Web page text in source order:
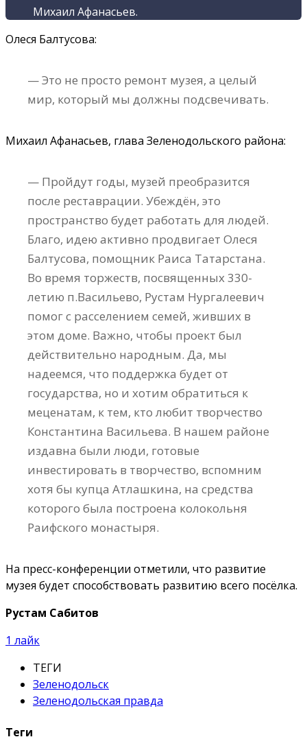
Михаил Афанасьев.
Олеся Балтусова:
— Это не просто ремонт музея, а целый
мир, который мы должны подсвечивать.
Михаил Афанасьев, глава Зеленодольского района:
— Пройдут годы, музей преобразится
после реставрации. Убеждён, это
пространство будет работать для людей.
Благо, идею активно продвигает Олеся
Балтусова, помощник Раиса Татарстана.
Во время торжеств, посвященных 330-
летию п.Васильево, Рустам Нургалеевич
помог с расселением семей, живших в
этом доме. Важно, чтобы проект был
действительно народным. Да, мы
надеемся, что поддержка будет от
государства, но и хотим обратиться к
меценатам, к тем, кто любит творчество
Константина Васильева. В нашем районе
издавна были люди, готовые
инвестировать в творчество, вспомним
хотя бы купца Атлашкина, на средства
которого была построена колокольня
Раифского монастыря.
На пресс-конференции отметили, что развитие
музея будет способствовать развитию всего посёлка.
Рустам Сабитов
1 лайк
ТЕГИ
Зеленодольск
Зеленодольская правда
Теги